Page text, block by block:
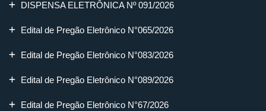
DISPENSA ELETRÔNICA Nº 091/2026
Edital de Pregão Eletrônico N°065/2026
Edital de Pregão Eletrônico N°083/2026
Edital de Pregão Eletrônico N°089/2026
Edital de Pregão Eletrônico N°67/2026